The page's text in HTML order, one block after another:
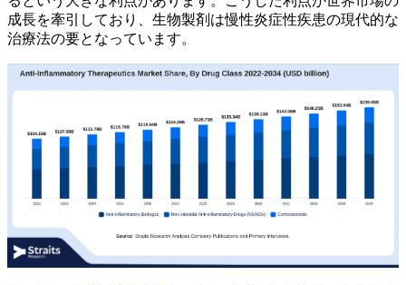
成長を牽引しており、生物製剤は慢性炎症性疾患の現代的な
治療法の要となっています。